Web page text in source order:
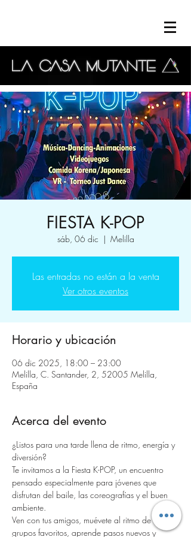
FIESTA K-POP
sáb, 06 dic
  |
Melilla
Las entradas no están a la venta
Ver otros eventos
Horario y ubicación
06 dic 2025, 18:00 – 23:00
Melilla, C. Santander, 2, 52005 Melilla,
España
Acerca del evento
¿Listos para una tarde llena de ritmo, energía y
diversión?
Te invitamos a la Fiesta K-POP, un encuentro
pensado especialmente para jóvenes que
disfrutan del baile, las coreografías y el buen
ambiente.
Ven con tus amigos, muévete al ritmo de tus
grupos favoritos, aprende pasos nuevos y